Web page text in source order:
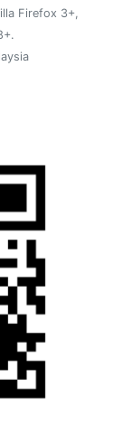
Firefox 3+,